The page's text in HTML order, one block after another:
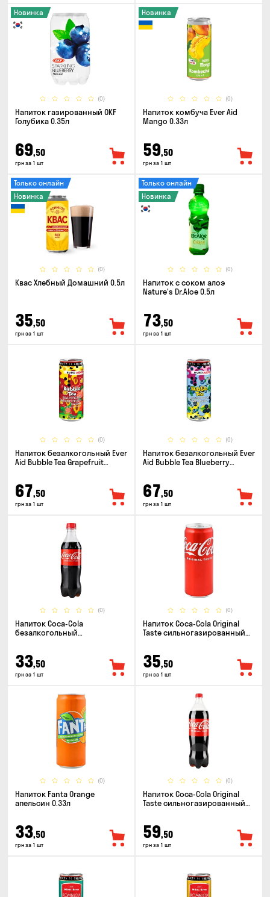
(0)
Новинка
Напиток газированный OKF
Голубика 0.35л
69,50
грн за 1 шт
(0)
Новинка
Напиток комбуча Ever Aid
Mango 0.33л
59,50
грн за 1 шт
(0)
Только онлайн
Новинка
Квас Хлебный Домашний 0.5л
35,50
грн за 1 шт
(0)
Только онлайн
Новинка
Напиток с соком алоэ
Nature's Dr.Aloe 0.5л
73,50
грн за 1 шт
(0)
Напиток безалкогольный Ever
Aid Bubble Tea Grapefruit
67,50
грн за 1 шт
(0)
Напиток безалкогольный Ever
Aid Bubble Tea Blueberry
67,50
грн за 1 шт
(0)
Напиток Coca-Cola
безалкогольный
33,50
грн за 1 шт
(0)
Напиток Coca-Cola Original
Taste сильногазированный
35,50
грн за 1 шт
(0)
Напиток Fanta Orange
апельсин 0.33л
33,50
грн за 1 шт
(0)
Напиток Coca-Cola Original
Taste сильногазированный
59,50
грн за 1 шт